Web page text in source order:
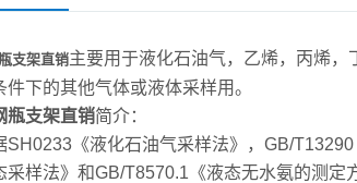
支架直销主要用于液化石油气，乙烯，丙烯
件下的其他气体或液体采样用。
瓶支架直销简介：
SH0233《液化石油气采样法》，GB/
采样法》和GB/T8570.1《液态无水氨的测定